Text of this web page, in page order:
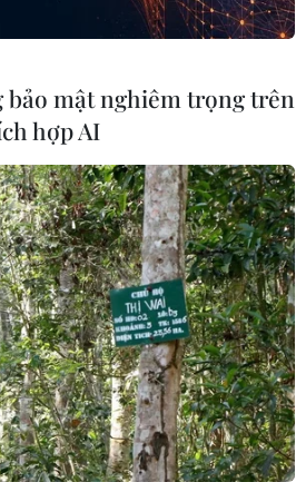
bảo mật nghiêm trọng trên
hợp AI